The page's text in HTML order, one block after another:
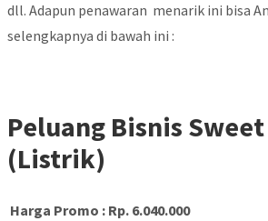
dll. Adapun penawaran menarik ini bisa
selengkapnya di bawah ini :
Peluang Bisnis
(Listrik)
Harga Promo : Rp. 6.040.000